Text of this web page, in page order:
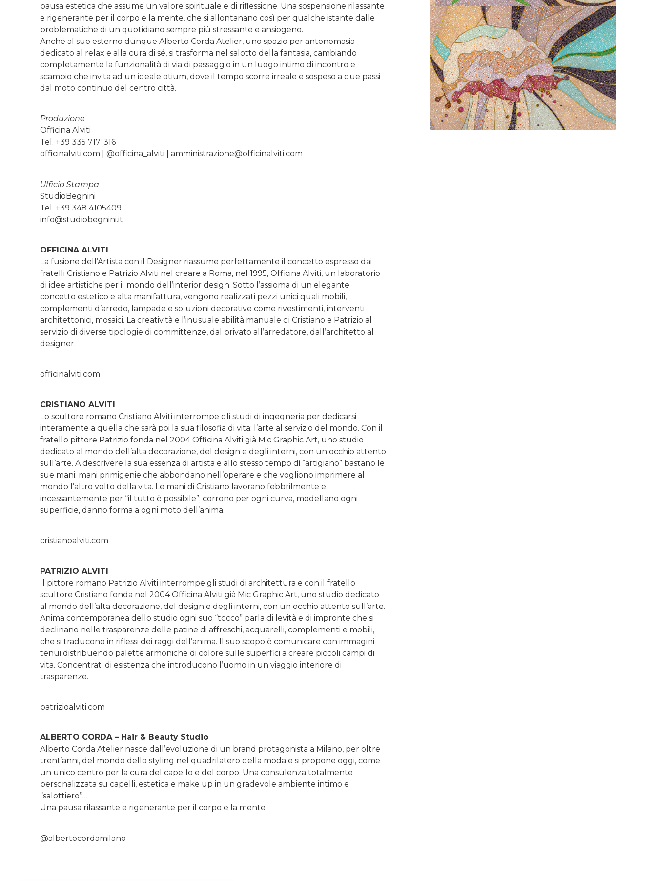
pausa estetica che assume un valore spirituale e di riflessione. Una sospensione rilassante
e rigenerante per il corpo e la mente, che si allontanano così per qualche istante dalle
problematiche di un quotidiano sempre più stressante e ansiogeno.
Anche al suo esterno dunque Alberto Corda Atelier, uno spazio per antonomasia
dedicato al relax e alla cura di sé, si trasforma nel salotto della fantasia, cambiando
completamente la funzionalità di via di passaggio in un luogo intimo di incontro e
scambio che invita ad un ideale otium, dove il tempo scorre irreale e sospeso a due passi
dal moto continuo del centro città.
Produzione
Officina Alviti
Tel. +39 335 7171316
officinalviti.com | @officina_alviti | amministrazione@officinalviti.com
Ufficio Stampa
StudioBegnini
Tel. +39 348 4105409
info@studiobegnini.it
OFFICINA ALVITI
La fusione dell’Artista con il Designer riassume perfettamente il concetto espresso dai
fratelli Cristiano e Patrizio Alviti nel creare a Roma, nel 1995, Officina Alviti, un laboratorio
di idee artistiche per il mondo dell’interior design. Sotto l’assioma di un elegante
concetto estetico e alta manifattura, vengono realizzati pezzi unici quali mobili,
complementi d’arredo, lampade e soluzioni decorative come rivestimenti, interventi
architettonici, mosaici. La creatività e l’inusuale abilità manuale di Cristiano e Patrizio al
servizio di diverse tipologie di committenze, dal privato all’arredatore, dall’architetto al
designer.
officinalviti.com
CRISTIANO ALVITI
Lo scultore romano Cristiano Alviti interrompe gli studi di ingegneria per dedicarsi
interamente a quella che sarà poi la sua filosofia di vita: l’arte al servizio del mondo. Con il
fratello pittore Patrizio fonda nel 2004 Officina Alviti già Mic Graphic Art, uno studio
dedicato al mondo dell’alta decorazione, del design e degli interni, con un occhio attento
sull’arte. A descrivere la sua essenza di artista e allo stesso tempo di “artigiano” bastano le
sue mani: mani primigenie che abbondano nell’operare e che vogliono imprimere al
mondo l’altro volto della vita. Le mani di Cristiano lavorano febbrilmente e
incessantemente per “il tutto è possibile”; corrono per ogni curva, modellano ogni
superficie, danno forma a ogni moto dell’anima.
cristianoalviti.com
PATRIZIO ALVITI
Il pittore romano Patrizio Alviti interrompe gli studi di architettura e con il fratello
scultore Cristiano fonda nel 2004 Officina Alviti già Mic Graphic Art, uno studio dedicato
al mondo dell’alta decorazione, del design e degli interni, con un occhio attento sull’arte.
Anima contemporanea dello studio ogni suo “tocco” parla di levità e di impronte che si
declinano nelle trasparenze delle patine di affreschi, acquarelli, complementi e mobili,
che si traducono in riflessi dei raggi dell’anima. Il suo scopo è comunicare con immagini
tenui distribuendo palette armoniche di colore sulle superfici a creare piccoli campi di
vita. Concentrati di esistenza che introducono l’uomo in un viaggio interiore di
trasparenze.
patrizioalviti.com
ALBERTO CORDA – Hair & Beauty Studio
Alberto Corda Atelier nasce dall’evoluzione di un brand protagonista a Milano, per oltre
trent’anni, del mondo dello styling nel quadrilatero della moda e si propone oggi, come
un unico centro per la cura del capello e del corpo. Una consulenza totalmente
personalizzata su capelli, estetica e make up in un gradevole ambiente intimo e
“salottiero”…
Una pausa rilassante e rigenerante per il corpo e la mente.
@albertocordamilano